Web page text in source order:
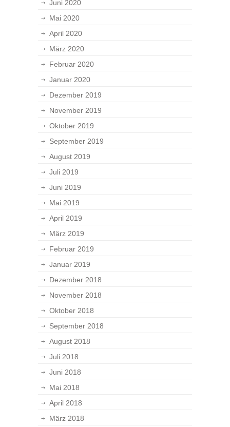
Juni 2020
Mai 2020
April 2020
März 2020
Februar 2020
Januar 2020
Dezember 2019
November 2019
Oktober 2019
September 2019
August 2019
Juli 2019
Juni 2019
Mai 2019
April 2019
März 2019
Februar 2019
Januar 2019
Dezember 2018
November 2018
Oktober 2018
September 2018
August 2018
Juli 2018
Juni 2018
Mai 2018
April 2018
März 2018